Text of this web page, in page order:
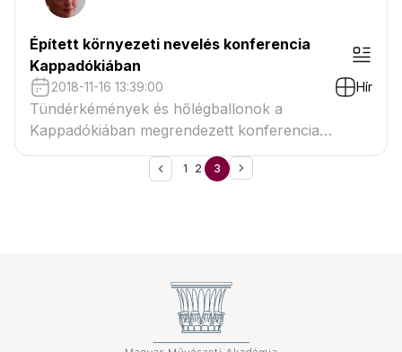
Épített környezeti nevelés konferencia
Kappadókiában
2018-11-16 13:39:00 Hír
Tündérkémények és hőlégballonok a
Kappadókiában megrendezett konferencia
helyszínén. Az épített környezeti nevelés (BEE)
témában 2018. november 15-17 között
1 2 3